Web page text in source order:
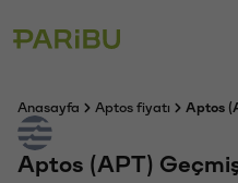
Anasayfa Aptos fiyatı Aptos
Aptos (APT)